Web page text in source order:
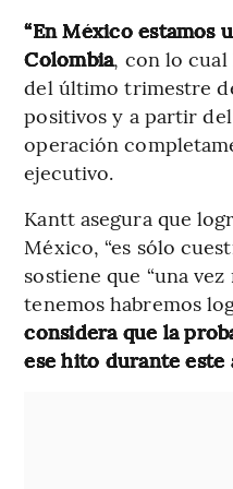
“En México estamos
Colombia, con lo cual
del último trimestre
positivos y a partir
operación
ejecutivo.
Kantt asegura que
México, “es sólo
sostiene que “una
tenemos habremos
considera que la
ese hito durante este